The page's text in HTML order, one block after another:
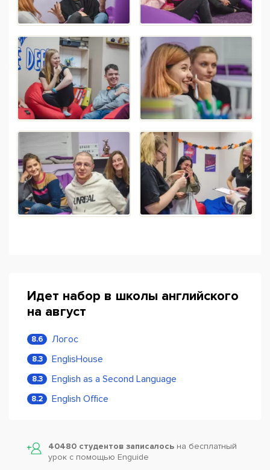
Идет набор в школы английского
на август
8.6 Логос
8.3 EnglisHouse
8.3 English as a Second Language
8.2 English Office
40480 студентов записалось на бесплатный
урок с помощью Enguide